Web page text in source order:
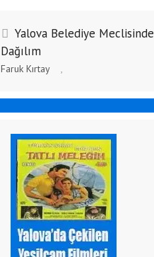
Yalova Belediye Meclisinde
Dağılım
Faruk Kırtay ,